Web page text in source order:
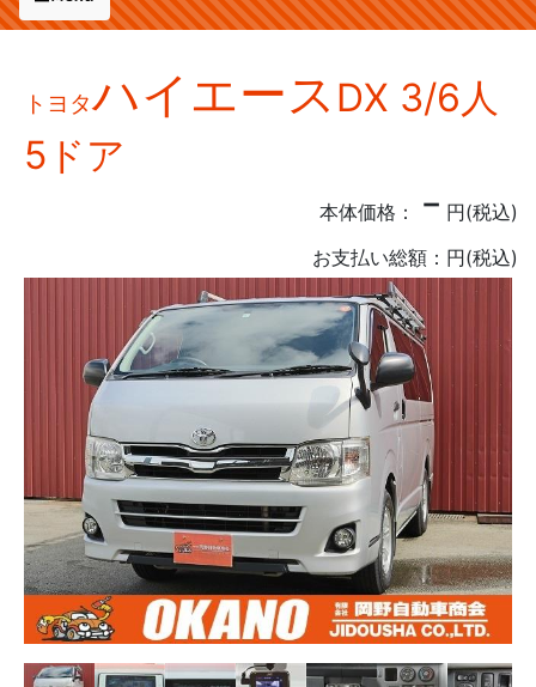
トヨタハイエース DX 3/6人
5ドア
本体価格： － 円(税込)
お支払い総額： 円(税込)